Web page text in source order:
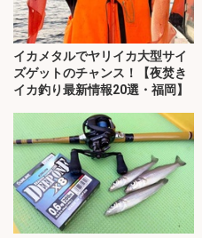
イカメタルでヤリイカ大型サイ
ズゲットのチャンス！【夜焚き
イカ釣り最新情報20選・福岡】